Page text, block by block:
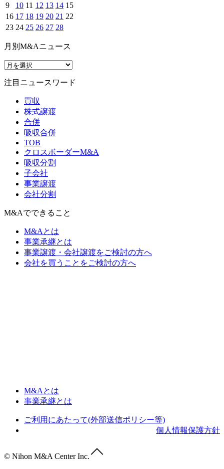
9
10 11 12 13 14 15
16 17 18 19 20 21 22
23 24 25 26 27 28
月別M&Aニュース
注目ニュースワード
買収
株式譲渡
合併
吸収合併
TOB
クロスボーダーM&A
吸収分割
子会社
事業譲渡
会社分割
M&Aでできること
M&Aとは
事業承継とは
事業譲渡・会社譲渡をご検討の方へ
会社を買うことをご検討の方へ
M&Aとは
事業承継とは
ご利用にあたって(外部送信ポリシー等)
個人情報保護方針
© Nihon M&A Center Inc.